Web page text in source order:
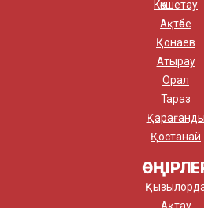
Көкшетау
Ақтөбе
Қонаев
Атырау
Орал
Тараз
Қарағанды
Қостанай